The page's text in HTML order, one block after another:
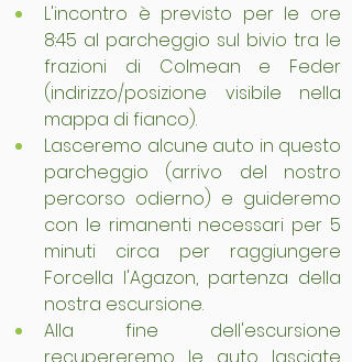
L'incontro è previsto per le ore
8:45 al parcheggio sul bivio tra le
frazioni di Colmean e Feder
(indirizzo/posizione visibile nella
mappa di fianco).
Lasceremo alcune auto in questo
parcheggio (arrivo del nostro
percorso odierno) e guideremo
con le rimanenti necessari per 5
minuti circa per raggiungere
Forcella l'Agazon, partenza della
nostra escursione.
Alla fine dell'escursione